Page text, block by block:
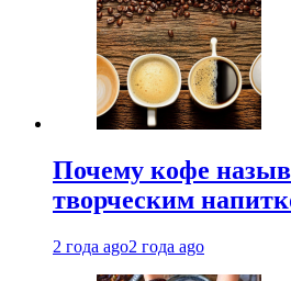
Почему кофе
творческим
2 года ago2 года ago